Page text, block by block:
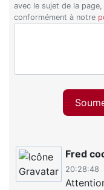
avec le sujet de la
conformément à notre
Fred
20:28:48